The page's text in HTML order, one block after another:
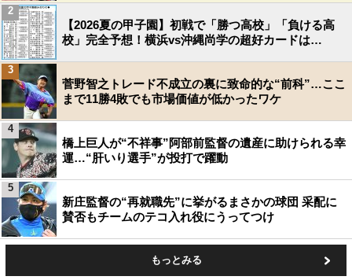
【2026夏の甲子園】初戦で「勝つ高校」「負ける高
校」完全予想！横浜vs沖縄尚学の超好カードは…
2
菅野智之トレード不成立の裏に致命的な“前科”…ここ
まで11勝4敗でも市場価値が低かったワケ
3
橋上巨人が“不祥事”阿部前監督の遺産に助けられる幸
運…“肝いり選手”が投打で躍動
4
新庄監督の“再就職先”に挙がるまさかの球団 采配に
賛否もチームのテコ入れ役にうってつけ
5
もっとみる